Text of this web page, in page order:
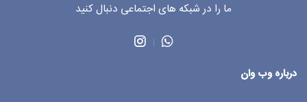
درباره وب وان
ما را در شبکه های اجتماعی دنبال کنید